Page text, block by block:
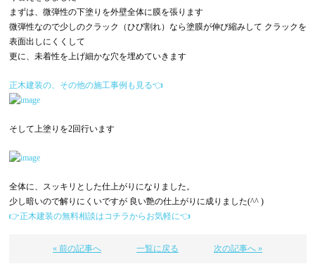
まずは、微弾性の下塗りを外壁全体に膜を張ります
微弾性なので少しのクラック（ひび割れ）なら塗膜が伸び縮みして クラックを
表面出しにくくして
更に、未着性を上げ細かな穴を埋めていきます
正木建装の、その他の施工事例も見る👈
そして上塗りを2回行います
全体に、スッキリとした仕上がりになりました。
少し暗いので解りにくいですが 良い艶の仕上がりに成りました(^^ )
👉正木建装の無料相談はコチラからお気軽に👈
« 前の記事へ 一覧に戻る 次の記事へ »